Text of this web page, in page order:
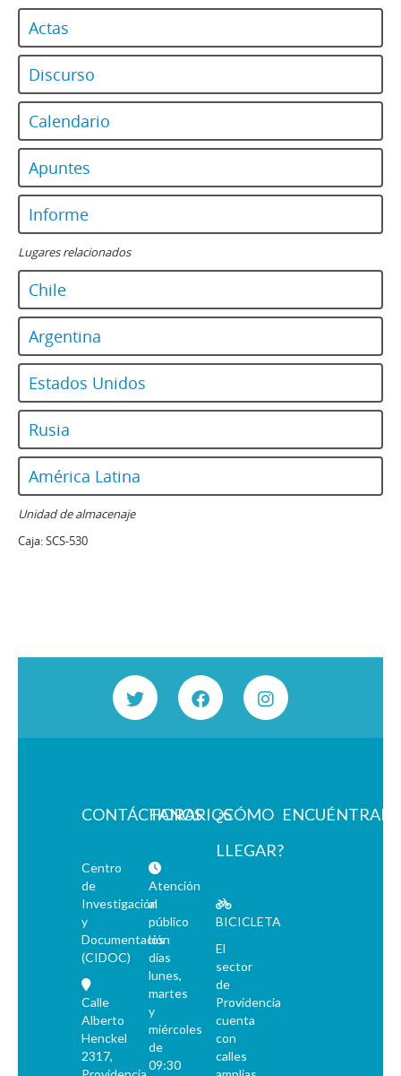
Actas
Discurso
Calendario
Apuntes
Informe
Lugares relacionados
Chile
Argentina
Estados Unidos
Rusia
América Latina
Unidad de almacenaje
Caja:SCS-530
CONTÁCTANOS
Centro
de
Investigación
y
Documentación
(CIDOC)
Calle
Alberto
Henckel
2317,
HORARIOS
Atención
al
público
los
días
lunes,
martes
y
miércoles
de
09:30
¿CÓMO
LLEGAR?
BICICLETA
El
sector
de
Providencia
cuenta
con
calles